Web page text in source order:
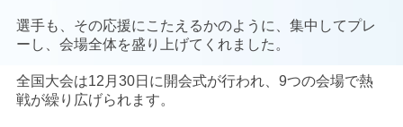
選手も、その応援にこたえるかのように、集中してプレ
ーし、会場全体を盛り上げてくれました。
全国大会は12月30日に開会式が行われ、9つの会場で熱
戦が繰り広げられます。